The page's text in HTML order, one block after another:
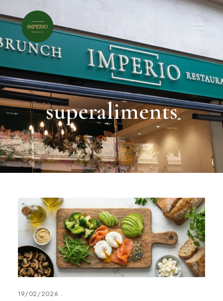
superaliments
19/02/2026